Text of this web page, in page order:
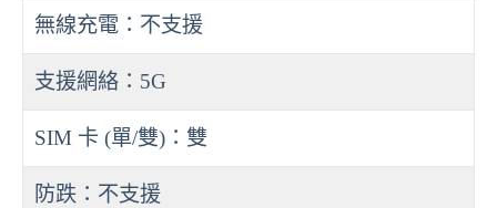
無線充電：不支援
支援網絡：5G
SIM 卡 (單/雙)：雙
防跌：不支援